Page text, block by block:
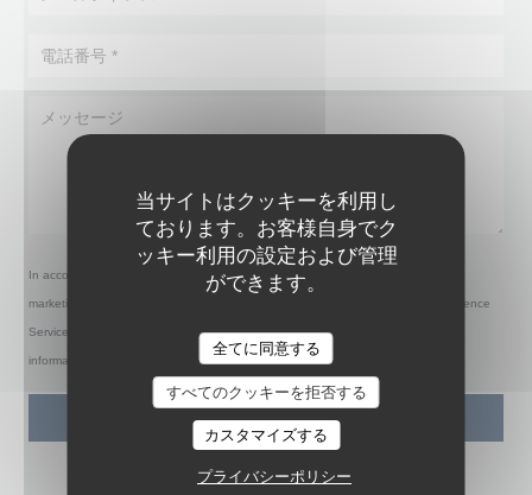
当サイトはクッキーを利用し
ております。お客様自身でク
ッキー利用の設定および管理
ができます。
全てに同意する
すべてのクッキーを拒否する
カスタマイズする
プライバシーポリシー
In accordance with data protection regulations, you have the right to opt out of
marketing communications. UK residents can register with the Telephone Preference
Service at . US residents can register at
information about how we process your data, please see our
ODÍLIA RESTAURANT